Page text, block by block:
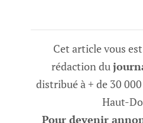
Cet article vous
rédaction du
distribué à + de 30
Haut-
Pour devenir